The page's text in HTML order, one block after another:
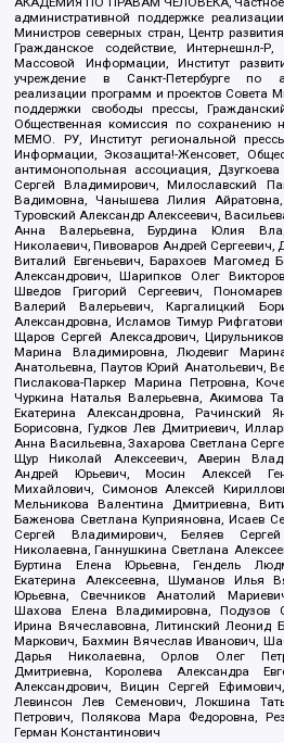
административной поддержке
Министров северных стран, Центр
Гражданское содействие, Интернешнл-
Массовой Информации, Институт
учреждение в Санкт-Петербурге по
реализации программ и проектов Совета
поддержки свободы прессы,
Общественная комиссия по сохранению
МЕМО. РУ, Институт региональной
Информации, Экозащита!-Женсовет,
антимонопольная ассоциация,
Сергей Владимирович, Милославский
Вадимовна, Чанышева Лилия
Туровский Александр Алексеевич,
Анна Валерьевна, Бурдина Юлия
Николаевич, Пивоваров Андрей Сергеевич,
Виталий Евгеньевич, Барахоев Магомед
Александрович, Шарипков Олег
Шведов Григорий Сергеевич,
Валерий Валерьевич, Каргалицкий
Александровна, Исламов Тимур
Щаров Сергей Алексадрович,
Марина Владимировна, Людевиг
Анатольевна, Паутов Юрий Анатольевич,
Пислакова-Паркер Марина Петровна,
Чуркина Наталья Валерьевна, Акимова
Екатерина Александровна, Рачинский
Борисовна, Гудков Лев Дмитриевич,
Анна Васильевна, Захарова Светлана
Щур Николай Алексеевич, Аверин
Андрей Юрьевич, Мосин Алексей
Михайлович, Симонов Алексей
Мельникова Валентина Дмитриевна,
Баженова Светлана Куприяновна, Исаев
Сергей Владимирович, Беляев
Николаевна, Ганнушкина Светлана
Буртина Елена Юрьевна, Гендель
Екатерина Алексеевна, Шуманов Илья
Юрьевна, Свечников Анатолий
Шахова Елена Владимировна, Подузов
Ирина Вячеславовна, Литинский Леонид
Маркович, Бахмин Вячеслав Иванович,
Дарья Николаевна, Орлов Олег
Дмитриевна, Королева Александра
Александрович, Вицин Сергей
Левинсон Лев Семенович, Локшина
Петрович, Полякова Мара Федоровна,
Герман Константинович